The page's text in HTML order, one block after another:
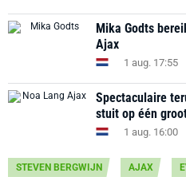
Mika Godts
Ajax
1 aug. 17:55
Spectaculaire
stuit op één
1 aug. 16:00
STEVEN BERGWIJN AJAX